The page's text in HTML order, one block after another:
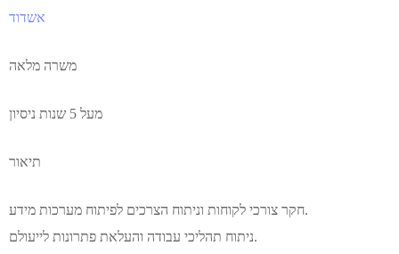
אשדוד
משרה מלאה
מעל 5 שנות ניסיון
תיאור
חקר צורכי לקוחות וניתוח הצרכים לפיתוח מערכות מידע.
ניתוח תהליכי עבודה והעלאת פתרונות לייעולם.